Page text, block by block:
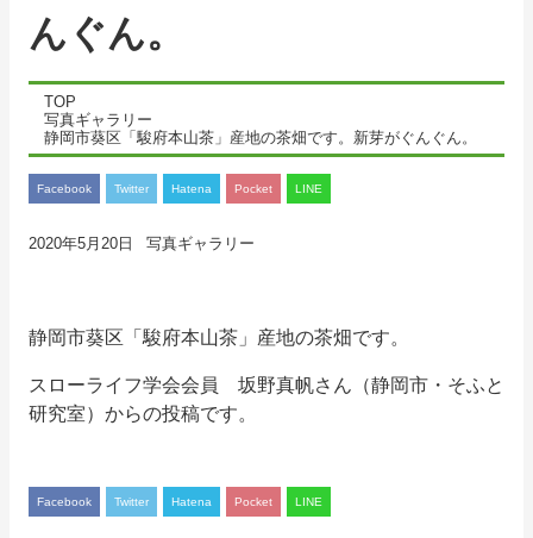
んぐん。
TOP
写真ギャラリー
静岡市葵区「駿府本山茶」産地の茶畑です。新芽がぐんぐん。
Facebook Twitter Hatena Pocket LINE
2020年5月20日 写真ギャラリー
静岡市葵区「駿府本山茶」産地の茶畑です。
スローライフ学会会員 坂野真帆さん（静岡市・そふと
研究室）からの投稿です。
Facebook Twitter Hatena Pocket LINE